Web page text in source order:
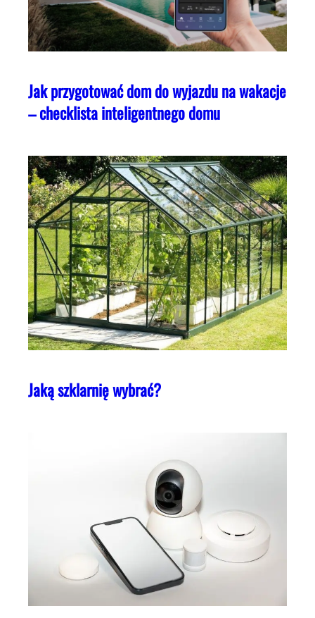
Jak przygotować dom do wyjazdu na wakacje
– checklista inteligentnego domu
Jaką szklarnię wybrać?